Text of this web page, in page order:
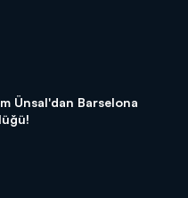
Ünsal'dan Barselona